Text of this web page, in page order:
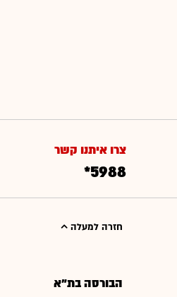
צרו איתנו קשר
*5988
חזרה למעלה
הבורסה בת"א